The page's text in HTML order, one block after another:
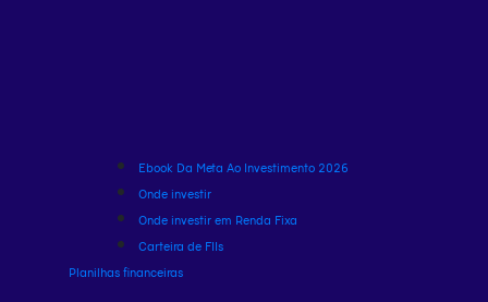
Ebook Da Meta Ao Investimento 2026
Onde investir
Onde investir em Renda Fixa
Carteira de FIIs
Planilhas financeiras